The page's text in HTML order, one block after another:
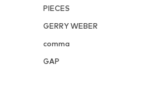
PIECES
GERRY WEBER
comma
GAP